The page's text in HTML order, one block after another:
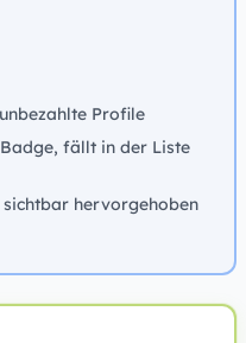
Profile
fällt in der Liste
hervorgehoben